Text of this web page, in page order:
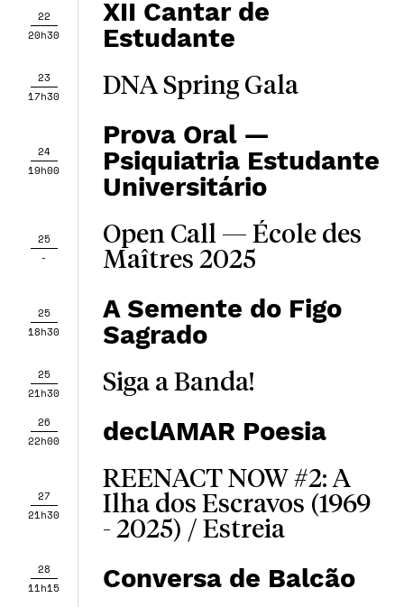
22
20h30
XII Cantar de
Estudante
23
17h30
DNA Spring Gala
24
19h00
Prova Oral —
Psiquiatria Estudante
Universitário
25
-
Open Call — École des
Maîtres 2025
25
18h30
A Semente do Figo
Sagrado
25
21h30
Siga a Banda!
26
22h00
declAMAR Poesia
27
21h30
REENACT NOW #2: A
Ilha dos Escravos (1969
- 2025) / Estreia
28
11h15
Conversa de Balcão